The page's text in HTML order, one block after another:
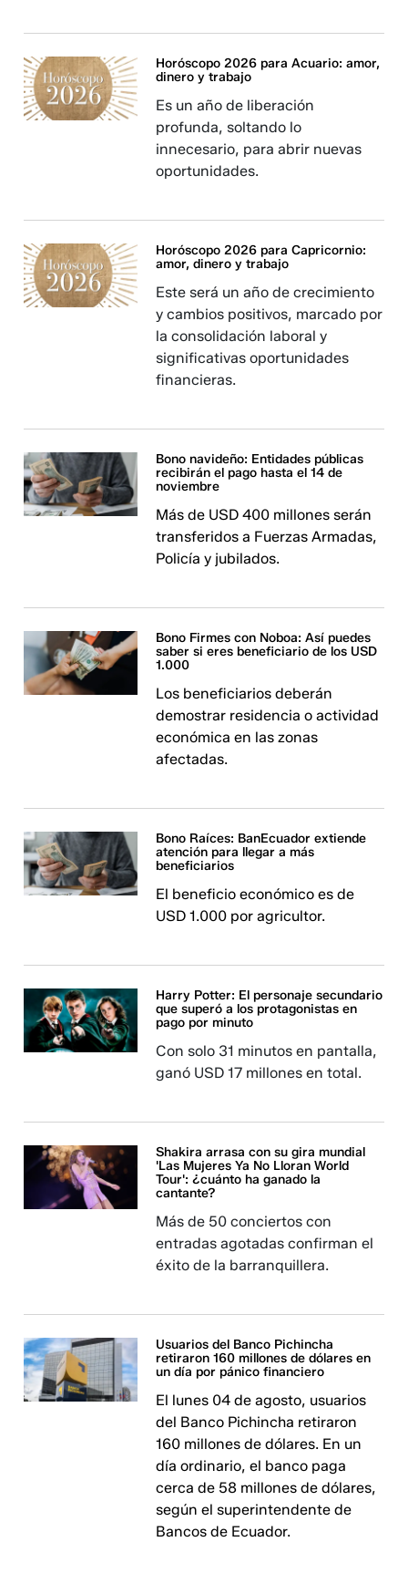
Horóscopo 2026 para Acuario: amor,
dinero y trabajo
Es un año de liberación
profunda, soltando lo
innecesario, para abrir nuevas
oportunidades.
Horóscopo 2026 para Capricornio:
amor, dinero y trabajo
Este será un año de crecimiento
y cambios positivos, marcado por
la consolidación laboral y
significativas oportunidades
financieras.
Bono navideño: Entidades públicas
recibirán el pago hasta el 14 de
noviembre
Más de USD 400 millones serán
transferidos a Fuerzas Armadas,
Policía y jubilados.
Bono Firmes con Noboa: Así puedes
saber si eres beneficiario de los USD
1.000
Los beneficiarios deberán
demostrar residencia o actividad
económica en las zonas
afectadas.
Bono Raíces: BanEcuador extiende
atención para llegar a más
beneficiarios
El beneficio económico es de
USD 1.000 por agricultor.
Harry Potter: El personaje secundario
que superó a los protagonistas en
pago por minuto
Con solo 31 minutos en pantalla,
ganó USD 17 millones en total.
Shakira arrasa con su gira mundial
'Las Mujeres Ya No Lloran World
Tour': ¿cuánto ha ganado la
cantante?
Más de 50 conciertos con
entradas agotadas confirman el
éxito de la barranquillera.
Usuarios del Banco Pichincha
retiraron 160 millones de dólares en
un día por pánico financiero
El lunes 04 de agosto, usuarios
del Banco Pichincha retiraron
160 millones de dólares. En un
día ordinario, el banco paga
cerca de 58 millones de dólares,
según el superintendente de
Bancos de Ecuador.